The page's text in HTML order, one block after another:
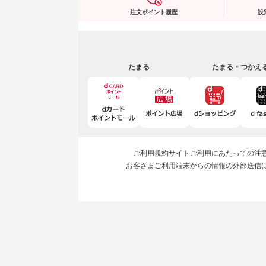
注文ポイント履歴 設
たまる たまる・つかえ
ご利用規約サイトご利用にあたっての注
お客さまご利用端末からの情報の外部送信